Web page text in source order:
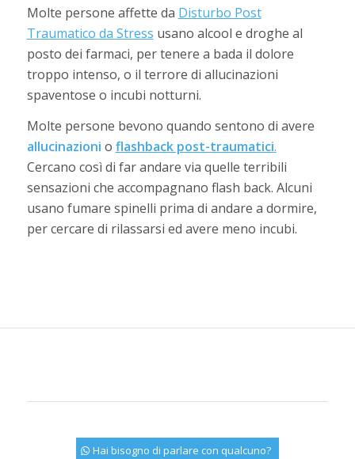
Molte persone affette da Disturbo Post
Traumatico da Stress usano alcool e droghe al
posto dei farmaci, per tenere a bada il dolore
troppo intenso, o il terrore di allucinazioni
spaventose o incubi notturni.
Molte persone bevono quando sentono di avere
allucinazioni o flashback post-traumatici.
Cercano così di far andare via quelle terribili
sensazioni che accompagnano flash back. Alcuni
usano fumare spinelli prima di andare a dormire,
per cercare di rilassarsi ed avere meno incubi.
Hai bisogno di parlare con qualcuno?